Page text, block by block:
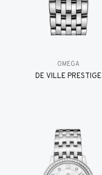
OMEGA
DE VILLE PRESTIGE